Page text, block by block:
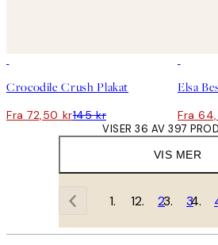
Crocodile Crush Plakat
Fra 72,50 kr145 kr Fra
VIS MER
VISER 36 AV 397
1 2 3